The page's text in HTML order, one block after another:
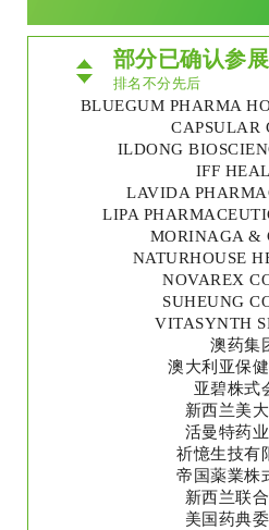
部分已确认参
排名不分先后
BLUEGUM PHARMA
CAPSULAR
ILDONG
IFF
LAVIDA
LIPA
MORINAGA &
NATURHOUSE
NOVAREX
SUHEUNG
VITASYNTH
澳药集
澳大利亚保
亚碧株式
新西兰美
活曼特药
祈憶生技有
帝国薬業株
新西兰联
美国药典